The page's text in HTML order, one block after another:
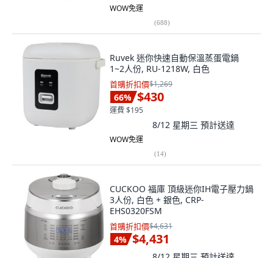
WOW免運
(688)
Ruvek 迷你快速自動保溫蒸蛋電鍋
1~2人份, RU-1218W, 白色
首購折扣價$1,269
66% $430
運費 $195
8/12 星期三 預計送達
WOW免運
(14)
CUCKOO 福庫 頂級迷你IH電子壓力鍋
3人份, 白色 + 銀色, CRP-
EHS0320FSM
首購折扣價$4,631
4% $4,431